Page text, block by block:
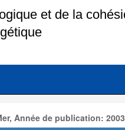
Année de publication: 2003